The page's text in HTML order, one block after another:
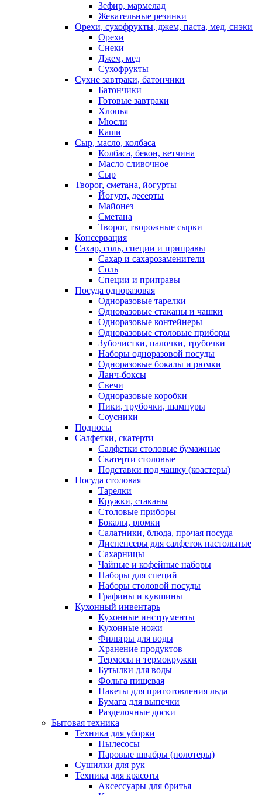
Зефир, мармелад
Жевательные резинки
Орехи, сухофрукты, джем, паста, мед, снэки
Орехи
Снеки
Джем, мед
Сухофрукты
Сухие завтраки, батончики
Батончики
Готовые завтраки
Хлопья
Мюсли
Каши
Сыр, масло, колбаса
Колбаса, бекон, ветчина
Масло сливочное
Сыр
Творог, сметана, йогурты
Йогурт, десерты
Майонез
Сметана
Творог, творожные сырки
Консервация
Сахар, соль, специи и приправы
Сахар и сахарозаменители
Соль
Специи и приправы
Посуда одноразовая
Одноразовые тарелки
Одноразовые стаканы и чашки
Одноразовые контейнеры
Одноразовые столовые приборы
Зубочистки, палочки, трубочки
Наборы одноразовой посуды
Одноразовые бокалы и рюмки
Ланч-боксы
Свечи
Одноразовые коробки
Пики, трубочки, шампуры
Соусники
Подносы
Салфетки, скатерти
Салфетки столовые бумажные
Скатерти столовые
Подставки под чашку (коастеры)
Посуда столовая
Тарелки
Кружки, стаканы
Столовые приборы
Бокалы, рюмки
Салатники, блюда, прочая посуда
Диспенсеры для салфеток настольные
Сахарницы
Чайные и кофейные наборы
Наборы для специй
Наборы столовой посуды
Графины и кувшины
Кухонный инвентарь
Кухонные инструменты
Кухонные ножи
Фильтры для воды
Хранение продуктов
Термосы и термокружки
Бутылки для воды
Фольга пищевая
Пакеты для приготовления льда
Бумага для выпечки
Разделочные доски
Бытовая техника
Техника для уборки
Пылесосы
Паровые швабры (полотеры)
Сушилки для рук
Техника для красоты
Аксессуары для бритья